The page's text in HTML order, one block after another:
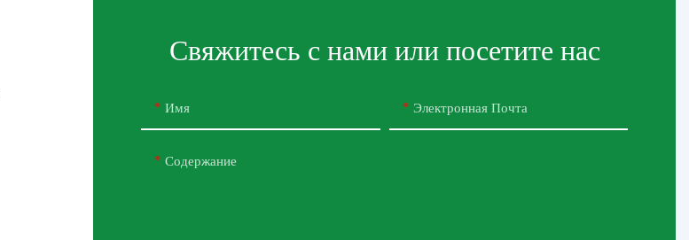
Свяжитесь с нами или посетите нас
Имя Электронная Почта
Содержание